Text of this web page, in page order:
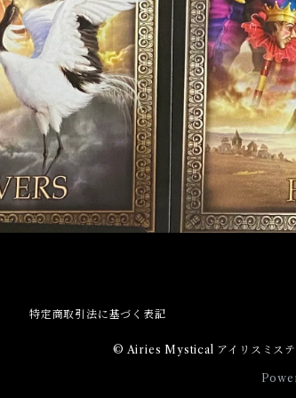
特定商取引法に基づく表記
© Airies Mystical アイリスミステ